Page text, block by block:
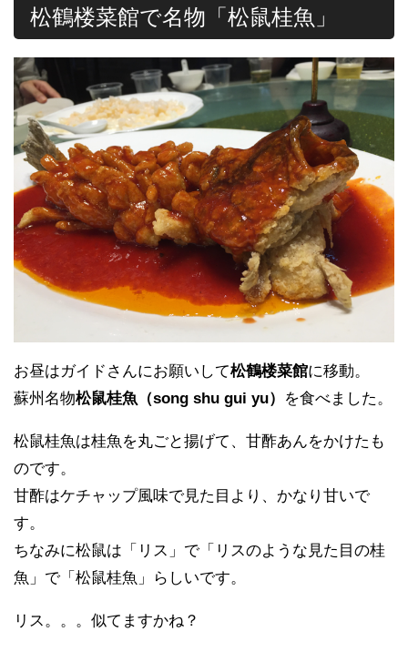
松鶴楼菜館で名物「松鼠桂魚」
お昼はガイドさんにお願いして松鶴楼菜館に移動。
蘇州名物松鼠桂魚（song shu gui yu） を食べました。
松鼠桂魚は桂魚を丸ごと揚げて、甘酢あんをかけたも
のです。
甘酢はケチャップ風味で見た目より、かなり甘いで
す。
ちなみに松鼠は「リス」で「リスのような見た目の桂
魚」で「松鼠桂魚」らしいです。
リス。。。似てますかね？